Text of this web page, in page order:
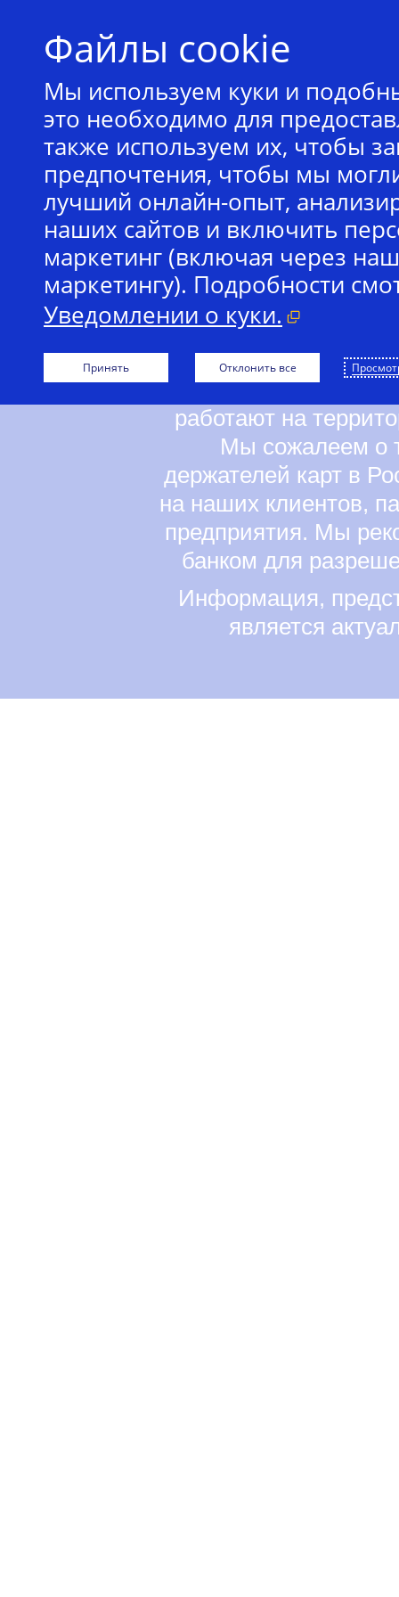
Visa
Российской
совершенные с
российскими
Российской
за пределами
выпущенные
пределами
работают на
Мы сожалеем о
держателей карт в
на наших клиентов,
предприятия. Мы
банком для
Информация,
является
Файлы cookie
Мы используем куки и
это необходимо для
также используем их, чтобы
предпочтения, чтобы мы
лучший онлайн-опыт,
наших сайтов и включить
маркетинг (включая через
маркетингу). Подробности
Уведомлении о куки.
Принять Отклонить все